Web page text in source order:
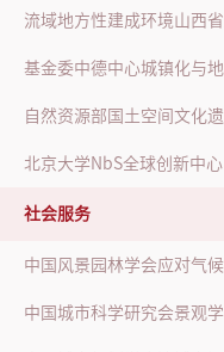
北京大学NbS全球创新中心
社会服务